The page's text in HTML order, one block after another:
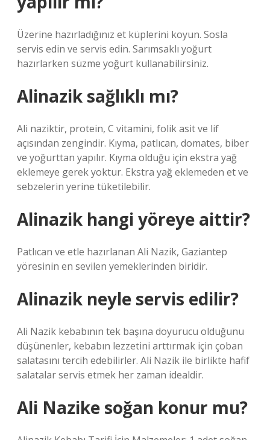
Üzerine hazırladığınız et küplerini koyun. Sosla
servis edin ve servis edin. Sarımsaklı yoğurt
hazırlarken süzme yoğurt kullanabilirsiniz.
Alinazik sağlıklı mı?
Ali naziktir, protein, C vitamini, folik asit ve lif
açısından zengindir. Kıyma, patlıcan, domates, biber
ve yoğurttan yapılır. Kıyma olduğu için ekstra yağ
eklemeye gerek yoktur. Ekstra yağ eklemeden et ve
sebzelerin yerine tüketilebilir.
Alinazik hangi yöreye aittir?
Patlıcan ve etle hazırlanan Ali Nazik, Gaziantep
yöresinin en sevilen yemeklerinden biridir.
Alinazik neyle servis edilir?
Ali Nazik kebabının tek başına doyurucu olduğunu
düşünenler, kebabın lezzetini arttırmak için çoban
salatasını tercih edebilirler. Ali Nazik ile birlikte hafif
salatalar servis etmek her zaman idealdir.
Ali Nazike soğan konur mu?